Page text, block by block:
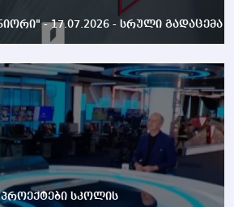
- 17.07.2026 - სრული გადაცემა
პროექტები სკოლის